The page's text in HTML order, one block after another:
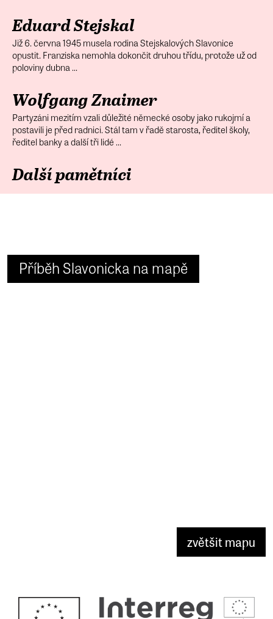
Eduard Stejskal
Již 6. června 1945 musela rodina Stejskalových Slavonice
opustit. Franziska nemohla dokončit druhou třídu, protože už od
poloviny dubna ...
Wolfgang Znaimer
Partyzáni mezitím vzali důležité německé osoby jako rukojmí a
postavili je před radnici. Stál tam v řadě starosta, ředitel školy,
ředitel banky a další tři lidé ...
Další pamětníci
Příběh Slavonicka na mapě
zvětšit mapu